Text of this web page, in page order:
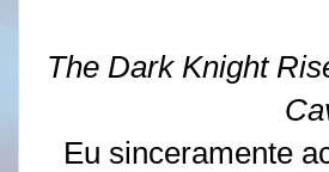
The Dark Knight
Eu sinceramente